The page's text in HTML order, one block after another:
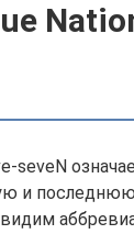
seveN
и